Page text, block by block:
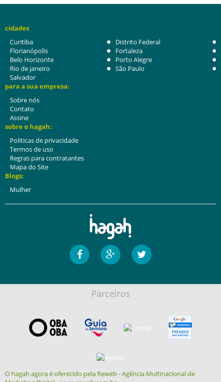
cidades
Curitiba
Distrito Federal
Florianópolis
Fortaleza
Belo Horizonte
Porto Alegre
Rio de janeiro
São Paulo
Salvador
para a sua empresa:
Sobre nós
Contato
Assine
sobre o hagah:
Politicas de privacidade
Termos de uso
Regras para contratantes
Mapa do Site
Blogs:
Mulher
Parceiros
O hagah agora é oferecido pela Reweb - Agência Multinacional de